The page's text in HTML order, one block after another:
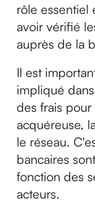
rôle essentiel
avoir vérifié
auprès de la
Il est
impliqué
des frais
acquéreuse,
le réseau.
bancaires
fonction des
acteurs.